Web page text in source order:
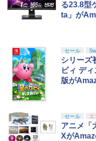
る23.8型
ta」が
セール
シリーズ
ビィ デ
版が
セール エ
アニメ「
Xが